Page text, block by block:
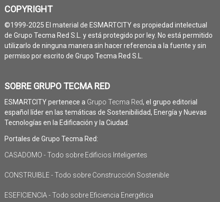
COPYRIGHT
©1999-2025 El material de ESMARTCITY es propiedad intelectual
de Grupo Tecma Red S.L. y está protegido por ley. No está permitido
utilizarlo de ninguna manera sin hacer referencia a la fuente y sin
permiso por escrito de Grupo Tecma Red S.L.
SOBRE GRUPO TECMA RED
ESMARTCITY pertenece a Grupo Tecma Red, el grupo editorial
español líder en las temáticas de Sostenibilidad, Energía y Nuevas
Tecnologías en la Edificación y la Ciudad.
Portales de Grupo Tecma Red:
CASADOMO - Todo sobre Edificios Inteligentes
CONSTRUIBLE - Todo sobre Construcción Sostenible
ESEFICIENCIA - Todo sobre Eficiencia Energética